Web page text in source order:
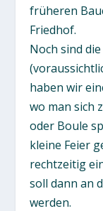
früheren
Friedhof.
Noch sind
haben wir
wo man sich
oder Boule
kleine Feier
rechtzeitig
soll dann an
werden.